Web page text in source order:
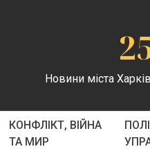
Новини міста
КОНФЛІКТ, ВІЙНА
ТА МИР